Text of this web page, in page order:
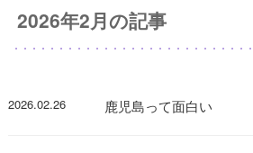
2026年2月の記事
2026.02.26 鹿児島って面白い